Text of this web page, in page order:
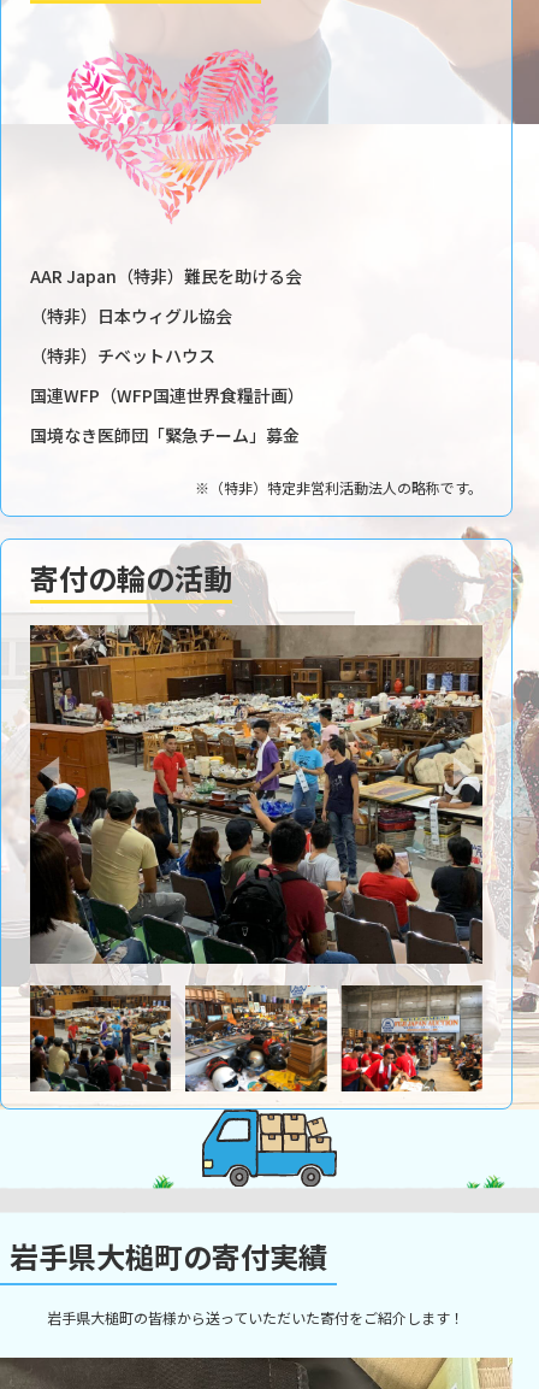
AAR Japan（特非）難民を助ける会
（特非）日本ウィグル協会
（特非）チベットハウス
国連WFP（WFP国連世界食糧計画）
国境なき医師団「緊急チーム」募金
※（特非）特定非営利活動法人の略称です。
寄付の輪の活動
岩手県大槌町の寄付実績
岩手県大槌町の皆様から送っていただいた寄付をご紹介します！